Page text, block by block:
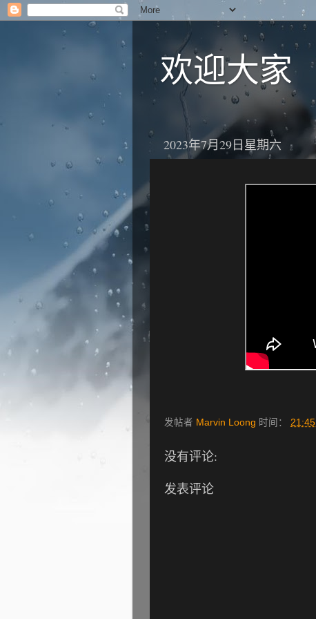
欢迎大家
2023年7月29日星期六
发帖者 Marvin Loong 时间： 21:45
没有评论:
发表评论